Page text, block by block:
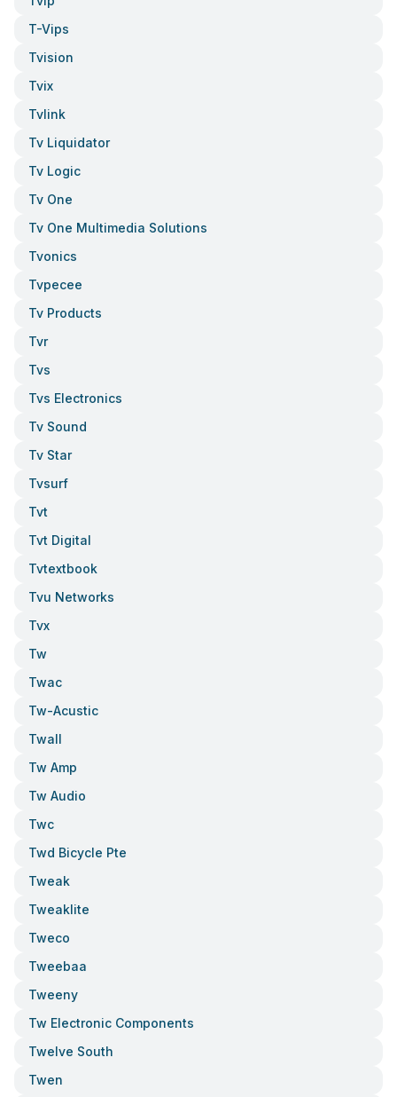
T-Vips
Tvision
Tvix
Tvlink
Tv Liquidator
Tv Logic
Tv One
Tv One Multimedia Solutions
Tvonics
Tvpecee
Tv Products
Tvr
Tvs
Tvs Electronics
Tv Sound
Tv Star
Tvsurf
Tvt
Tvt Digital
Tvtextbook
Tvu Networks
Tvx
Tw
Twac
Tw-Acustic
Twall
Tw Amp
Tw Audio
Twc
Twd Bicycle Pte
Tweak
Tweaklite
Tweco
Tweebaa
Tweeny
Tw Electronic Components
Twelve South
Twen